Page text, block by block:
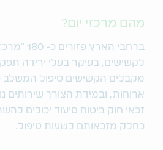
מהם מרכזי יום?
ברחבי הארץ
לקשישים, בעיקר בעלי ירידה
מקבלים הקשישים טיפול המשלב
ארוחות, ובמידת הצורך שירותים
זכאי חוק ביטוח סיעוד יכולים
כחלק מזכאותם לשעות טיפול.